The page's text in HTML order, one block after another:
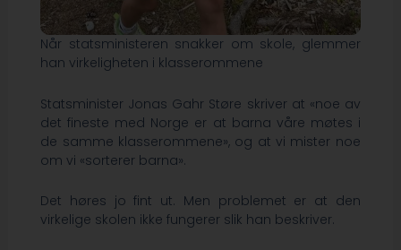
Når statsministeren snakker om skole, glemmer
han virkeligheten i klasserommene
Statsminister Jonas Gahr Støre skriver at «noe av
det fineste med Norge er at barna våre møtes i
de samme klasserommene», og at vi mister noe
om vi «sorterer barna».
Det høres jo fint ut. Men problemet er at den
virkelige skolen ikke fungerer slik han beskriver.